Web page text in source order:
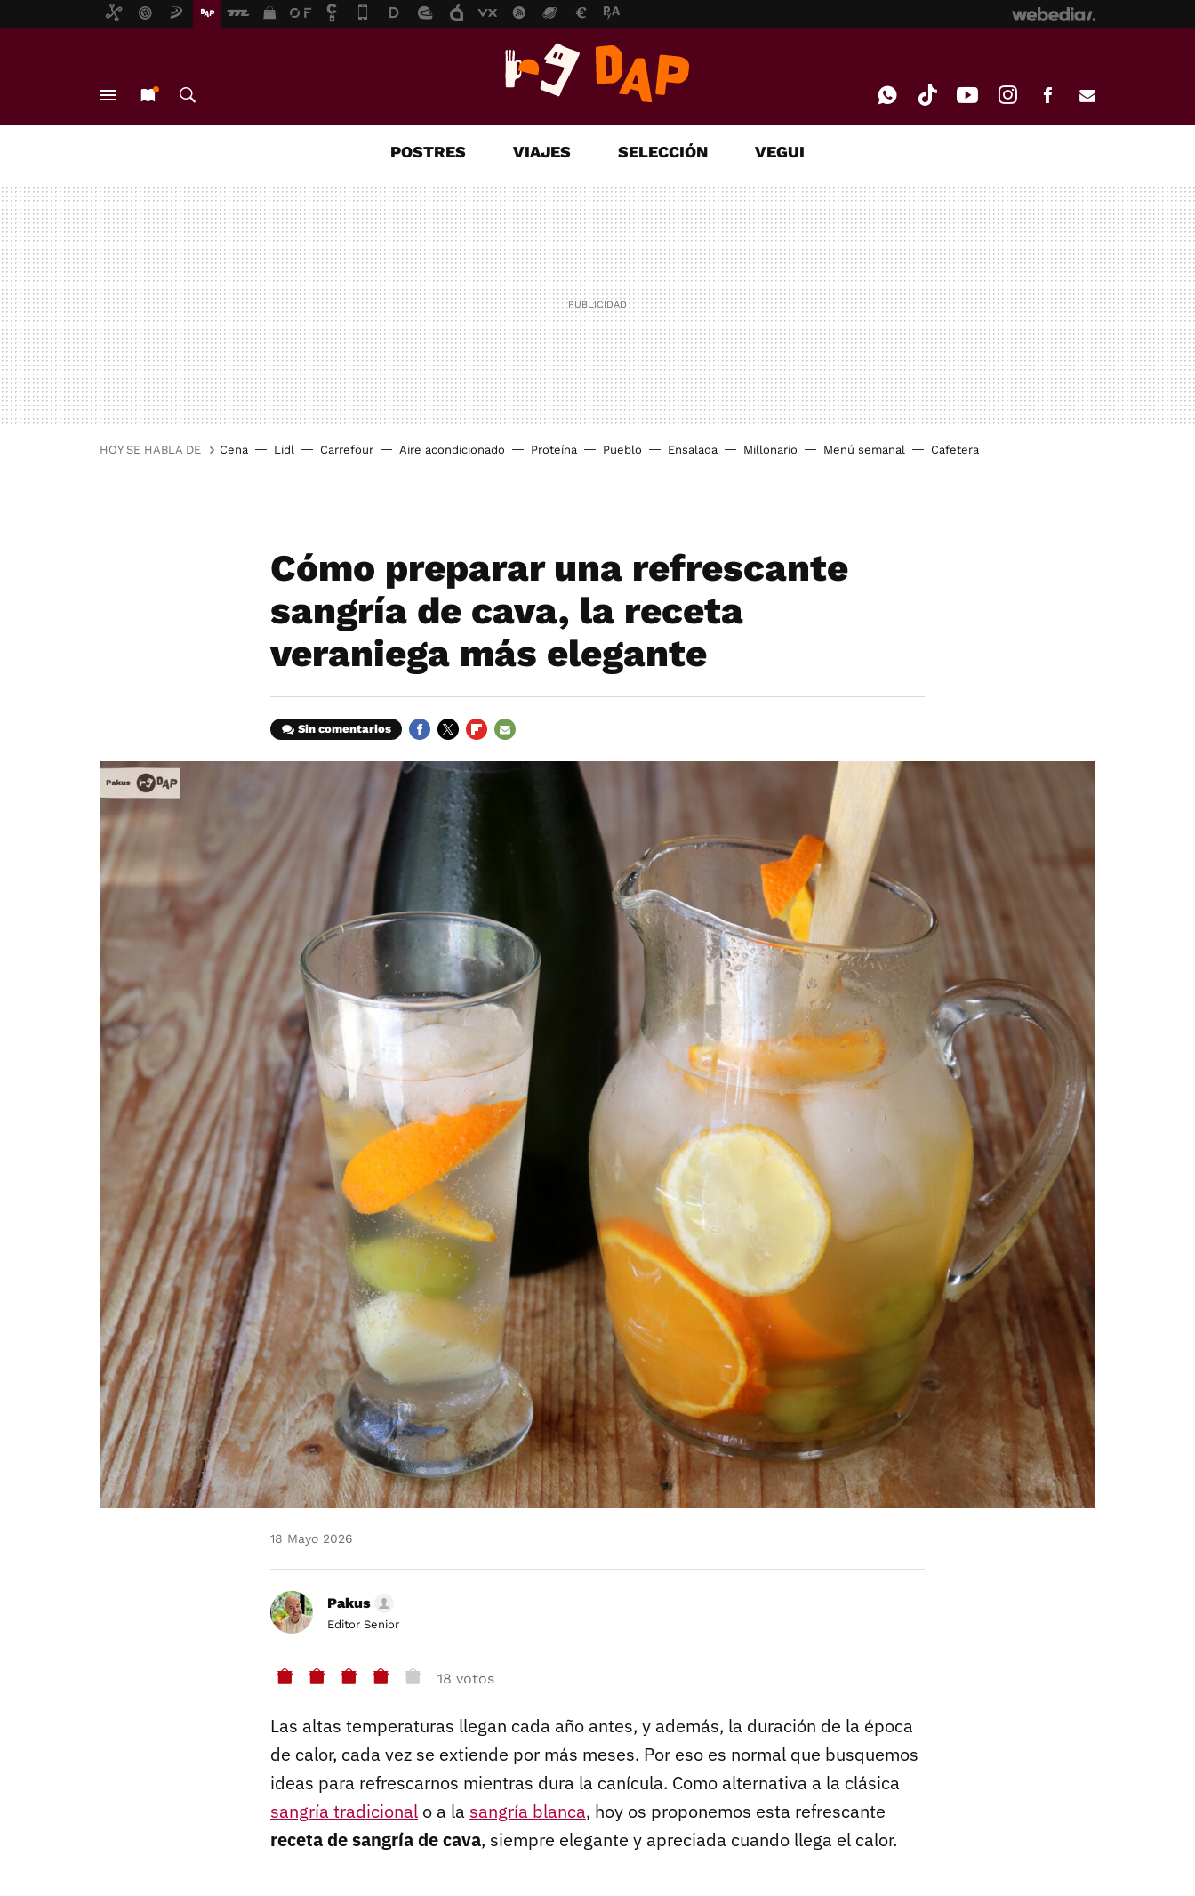
MAIL
POSTRES VIAJES SELECCIÓN VEGUI
HOY SE HABLA DE Cena Lidl Carrefour Aire acondicionado Proteína Pueblo Ensalada Millonario Menú semanal Cafetera
Cómo preparar una refrescante
sangría de cava, la receta
veraniega más elegante
Sin comentarios
18 Mayo 2026
Pakus
Editor Senior
18 votos
Las altas temperaturas llegan cada año antes, y además, la duración de la época
de calor, cada vez se extiende por más meses. Por eso es normal que busquemos
ideas para refrescarnos mientras dura la canícula. Como alternativa a la clásica
sangría tradicional o a la sangría blanca, hoy os proponemos esta refrescante
receta de sangría de cava, siempre elegante y apreciada cuando llega el calor.